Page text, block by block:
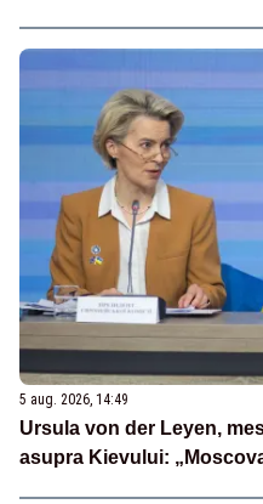
5 aug. 2026, 14:49
Ursula von der Leyen,
asupra Kievului: